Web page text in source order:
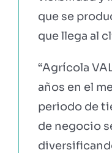
que se
que llega al
“Agrícola
años en el
periodo de
de negocio